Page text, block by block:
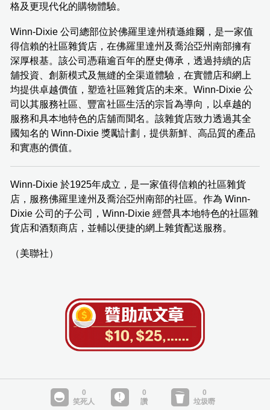
格及更現代化的購物體驗。
Winn-Dixie 公司總部位於佛羅里達州積遜維爾，是一家值
得信賴的社區雜貨店，在佛羅里達州及喬治亞州南部擁有
深厚根基。該公司憑藉逾百年的歷史傳承，透過持續的店
舖投資、創新模式及無縫的全渠道體驗，在實體店和網上
均提供卓越價值，塑造社區雜貨店的未來。Winn-Dixie 公
司以其服務社區、豐富社區生活的宗旨為導向，以卓越的
服務和具本地特色的店舖而聞名。該雜貨店致力透過其全
國知名的 Winn-Dixie 獎勵計劃，提供新鮮、高品質的產品
和實惠的價值。
Winn-Dixie 於1925年成立，是一家值得信賴的社區雜貨
店，服務佛羅里達州及喬治亞州南部的社區。作為 Winn-
Dixie 公司的子公司，Winn-Dixie 經營具本地特色的社區雜
貨店和酒類商店，並輔以便捷的網上雜貨配送服務。
（美聯社）